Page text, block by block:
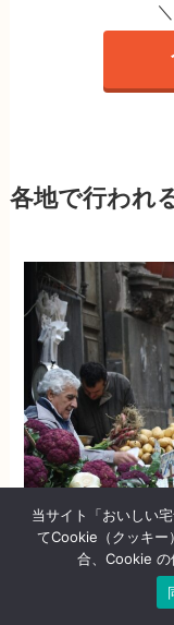
各地で行われ
農家など生産者
当サイト「おいしい
てCookie（クッキー
合、Cookie の